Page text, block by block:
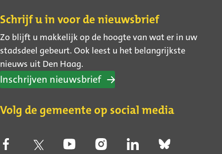
Contact
Schrijf u in voor de nieuwsbrief
Zo blijft u makkelijk op de hoogte van wat er in uw
stadsdeel gebeurt. Ook leest u het belangrijkste
nieuws uit Den Haag.
Inschrijven nieuwsbrief
Volg de gemeente op social media